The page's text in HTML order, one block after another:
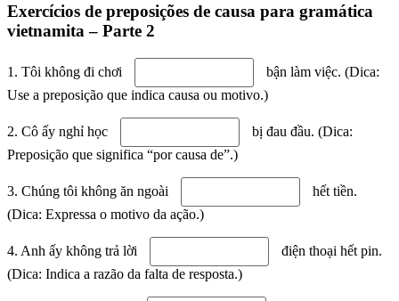
Exercícios de preposições de causa para gramática
vietnamita – Parte 2
1. Tôi không đi chơi
bận làm việc. (Dica:
Use a preposição que indica causa ou motivo.)
2. Cô ấy nghỉ học
bị đau đầu. (Dica:
Preposição que significa “por causa de”.)
3. Chúng tôi không ăn ngoài
hết tiền.
(Dica: Expressa o motivo da ação.)
4. Anh ấy không trả lời
điện thoại hết pin.
(Dica: Indica a razão da falta de resposta.)